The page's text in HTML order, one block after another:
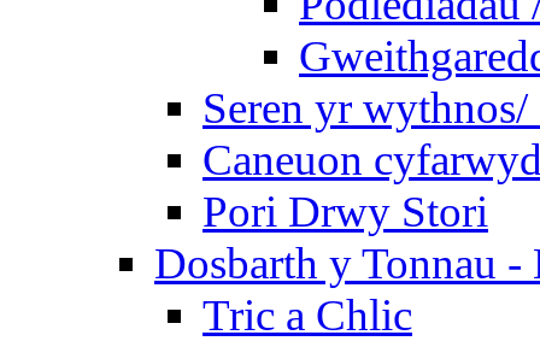
Seren yr
Caneuon
Pori Drwy Stori
Dosbarth y Tonnau -
Tric a Chlic